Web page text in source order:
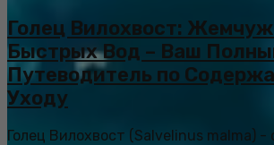
Голец Вилохвост:
Быстрых Вод – Ваш
Путеводитель по
Уходу
Голец Вилохвост (Salvelinus malma) -